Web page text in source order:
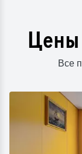
Цены